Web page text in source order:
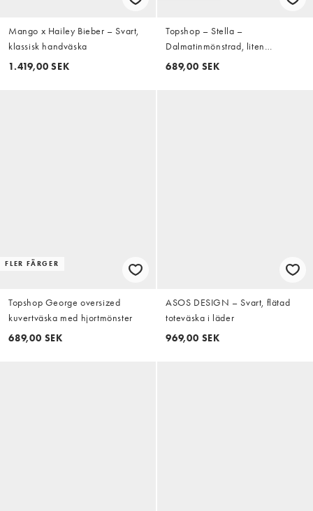
Mango x Hailey Bieber – Svart,
klassisk handväska
1.419,00 SEK
Topshop – Stella –
Dalmatinmönstrad, liten
handväska i hårigt, äkta läder
689,00 SEK
FLER FÄRGER
Topshop George oversized
kuvertväska med hjortmönster
689,00 SEK
ASOS DESIGN – Svart, flätad
toteväska i läder
969,00 SEK